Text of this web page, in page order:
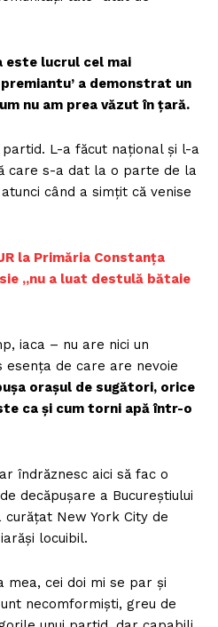
este lucrul cel mai
a demonstrat un
nu am prea văzut în țară.
L-a făcut național și l-a
care s-a dat la o parte de la
când a simțit că venise
la Primăria Constanța
„nu a luat destulă bătaie
iaca – nu are nici un
esența de care are nevoie
orașul de sugători, orice
ca și cum torni apă într-o
îndrăznesc aici să fac o
decăpușare a Bucureștiului
curățat New York City de
locuibil.
cei doi mi se par și
necomformiști, greu de